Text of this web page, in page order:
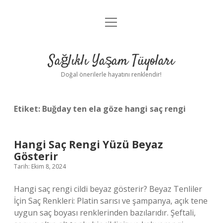
Anasayfa
Yasal Uyarı
menüyü
Sağlıklı Yaşam Tüyoları
Doğal önerilerle hayatını renklendir!
Etiket: Buğday ten ela göze hangi saç rengi
Hangi Saç Rengi Yüzü Beyaz
Gösterir
Tarih: Ekim 8, 2024
Hangi saç rengi cildi beyaz gösterir? Beyaz Tenliler
İçin Saç Renkleri: Platin sarısı ve şampanya, açık tene
uygun saç boyası renklerinden bazılarıdır. Şeftali,